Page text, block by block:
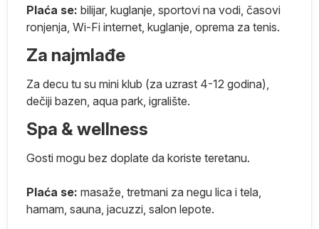
Plaća se: bilijar, kuglanje, sportovi na vodi, časovi
ronjenja, Wi-Fi internet, kuglanje, oprema za tenis.
Za najmlađe
Za decu tu su mini klub (za uzrast 4-12 godina),
dečiji bazen, aqua park, igralište.
Spa & wellness
Gosti mogu bez doplate da koriste teretanu.
Plaća se: masaže, tretmani za negu lica i tela,
hamam, sauna, jacuzzi, salon lepote.